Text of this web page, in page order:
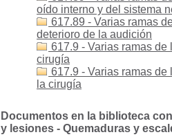
oído interno y del sistema
617.89 - Varias ramas
deterioro de la audición
617.9 - Varias ramas
cirugía
617.9 - Varias ramas
la cirugía
Documentos en la biblioteca
y lesiones - Quemaduras y